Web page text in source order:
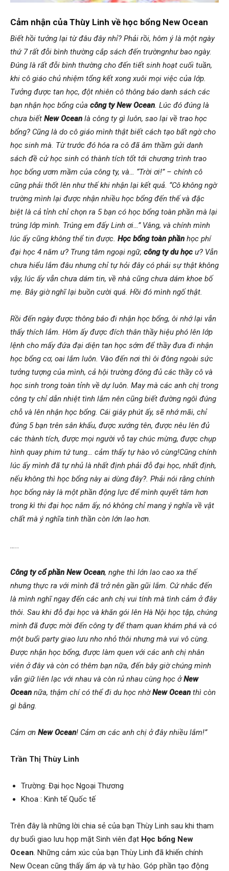
Cảm nhận của Thùy Linh về học bổng New Ocean
Biết hồi tưởng lại từ đâu đây nhỉ? Phải rồi, hôm ý là một ngày
thứ 7 rất đỗi bình thường cắp sách đến trườngnhư bao ngày.
Đúng là rất đỗi bình thường cho đến tiết sinh hoạt cuối tuần,
khi cô giáo chủ nhiệm tổng kết xong xuôi mọi việc của lớp.
Tưởng được tan học, đột nhiên cô thông báo danh sách các
bạn nhận học bổng của công ty New Ocean. Lúc đó đúng là
chưa biết New Ocean là công ty gì luôn, sao lại về trao học
bổng? Cũng là do cô giáo mình thật biết cách tạo bất ngờ cho
học sinh mà. Từ trước đó hóa ra cô đã âm thầm gửi danh
sách đề cử học sinh có thành tích tốt tới chương trình trao
học bổng ươm mầm của công ty, và… “Trời ơi!” – chính cô
cũng phải thốt lên như thế khi nhận lại kết quả. “Cô không ngờ
trường mình lại được nhận nhiều học bổng đến thế và đặc
biệt là cả tỉnh chỉ chọn ra 5 bạn có học bổng toàn phần mà lại
trúng lớp mình. Trúng em đấy Linh ơi…” Vâng, và chính mình
lúc ấy cũng không thể tin được. Học bổng toàn phần học phí
đại học 4 năm ư? Trung tâm ngoại ngữ, công ty du học ư? Vẫn
chưa hiểu lắm đâu nhưng chỉ tự hỏi đây có phải sự thật không
vậy, lúc ấy vẫn chưa dám tin, về nhà cũng chưa dám khoe bố
mẹ. Bây giờ nghĩ lại buồn cười quá. Hồi đó mình ngố thật.
Rồi đến ngày được thông báo đi nhận học bổng, ôi nhớ lại vẫn
thấy thích lắm. Hôm ấy được đích thân thầy hiệu phó lên lớp
lệnh cho mấy đứa đại diện tan học sớm để thầy đưa đi nhận
học bổng cơ, oai lắm luôn. Vào đến nơi thì ôi đông ngoài sức
tưởng tượng của mình, cả hội trường đông đủ các thầy cô và
học sinh trong toàn tỉnh về dự luôn. May mà các anh chị trong
công ty chỉ dẫn nhiệt tình lắm nên cũng biết đường ngôì đúng
chỗ và lên nhận học bổng. Cái giây phút ấy, sẽ nhớ mãi, chỉ
đúng 5 bạn trên sân khấu, được xướng tên, được nêu lên đủ
các thành tích, được mọi người vỗ tay chúc mừng, được chụp
hình quay phim tứ tung… cảm thấy tự hào vô cùng!Cũng chính
lúc ấy mình đã tự nhủ là nhất định phải đỗ đại học, nhất định,
nếu không thì học bổng này ai dùng đây?. Phải nói rằng chính
học bổng này là một phần động lực để mình quyết tâm hơn
trong kì thi đại học năm ấy, nó không chỉ mang ý nghĩa về vật
chất mà ý nghĩa tinh thần còn lớn lao hơn.
…..
Công ty cổ phần New Ocean, nghe thì lớn lao cao xa thế
nhưng thực ra với mình đã trở nên gần gũi lắm. Cứ nhắc đến
là mình nghĩ ngay đến các anh chị vui tính mà tình cảm ở đây
thôi. Sau khi đỗ đại học và khăn gói lên Hà Nội học tập, chúng
mình đã được mời đến công ty để tham quan khám phá và có
một buổi party giao lưu nho nhỏ thôi nhưng mà vui vô cùng.
Được nhận học bổng, được làm quen với các anh chị nhân
viên ở đây và còn có thêm bạn nữa, đến bây giờ chúng mình
vẫn giữ liên lạc với nhau và còn rủ nhau cùng học ởNew
Ocean nữa, thậm chí có thể đi du học nhờNew Ocean thì còn
gì bằng.
Cảm ơn New Ocean! Cảm ơn các anh chị ở đây nhiều lắm!”
Trần Thị Thùy Linh
Trường: Đại học Ngoại Thương
Khoa : Kinh tế Quốc tế
Trên đây là những lời chia sẻ của bạn Thùy Linh sau khi tham
dự buổi giao lưu họp mặt Sinh viên đạt Học bổng New
Ocean. Những cảm xúc của bạn Thùy Linh đã khiến chính
New Ocean cũng thấy ấm áp và tự hào. Góp phần tạo động